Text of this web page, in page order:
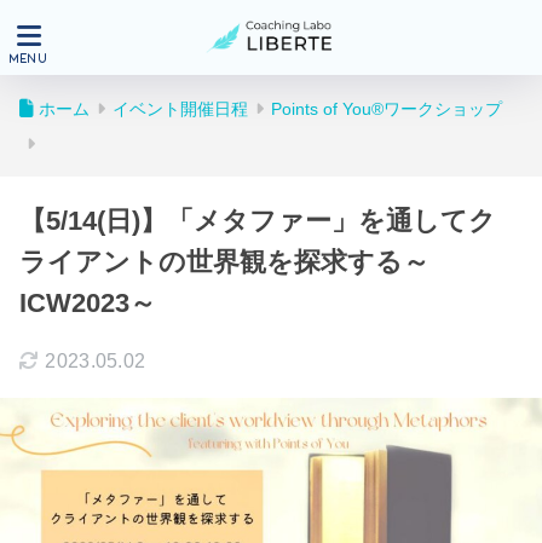
ホーム イベント開催日程 Points of You®ワークショップ
【5/14(日)】「メタファー」を通してク
ライアントの世界観を探求する～
ICW2023～
2023.05.02